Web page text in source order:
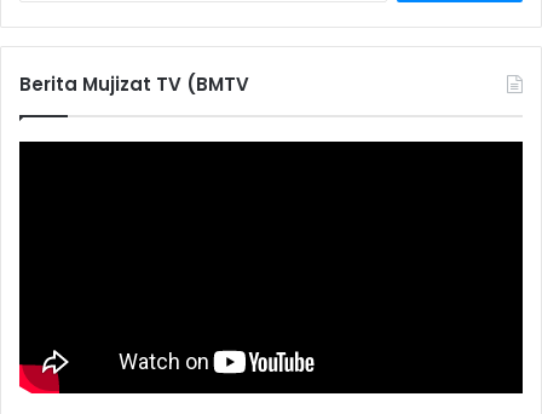
r
f
o
Berita Mujizat TV (BMTV